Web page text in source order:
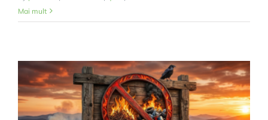
IMPORTANT
A7
Mai mult